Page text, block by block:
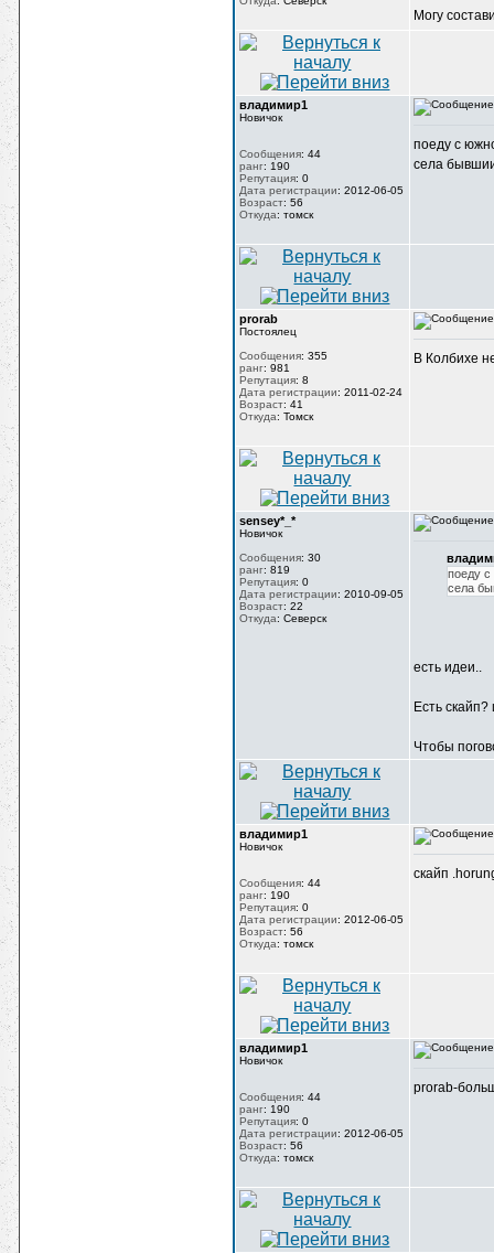
Могу
владимир1
Новичок
Сообщения: 44
ранг: 190
Репутация: 0
Дата регистрации: 2012-06-05
Возраст: 56
Откуда: томск
поеду с
села
prorab
Постоялец
Сообщения: 355
ранг: 981
Репутация: 8
Дата регистрации: 2011-02-24
Возраст: 41
Откуда: Томск
В Колбихе
sensey*_*
Новичок
Сообщения: 30
ранг: 819
Репутация: 0
Дата регистрации: 2010-09-05
Возраст: 22
Откуда: Северск
поеду с
села
есть идеи..
Есть
Чтобы
владимир1
Новичок
Сообщения: 44
ранг: 190
Репутация: 0
Дата регистрации: 2012-06-05
Возраст: 56
Откуда: томск
скайп
владимир1
Новичок
Сообщения: 44
ранг: 190
Репутация: 0
Дата регистрации: 2012-06-05
Возраст: 56
Откуда: томск
prorab-